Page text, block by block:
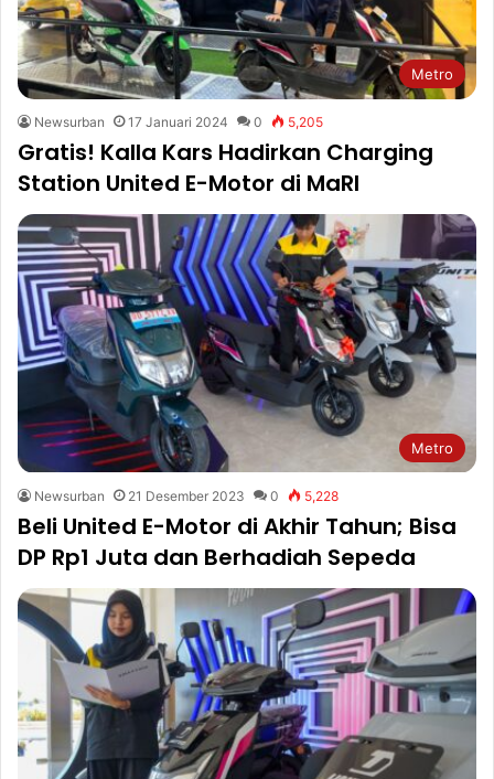
Metro
Newsurban 17 Januari 2024 0 5,205
Gratis! Kalla Kars Hadirkan Charging
Station United E-Motor di MaRI
Metro
Newsurban 21 Desember 2023 0 5,228
Beli United E-Motor di Akhir Tahun; Bisa
DP Rp1 Juta dan Berhadiah Sepeda